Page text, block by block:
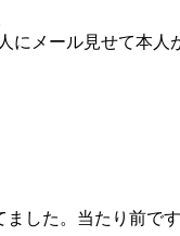
にメール見せて本人
した。当たり前で